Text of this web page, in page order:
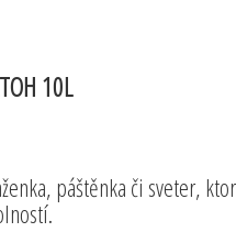
10L
páštěnka či sveter,